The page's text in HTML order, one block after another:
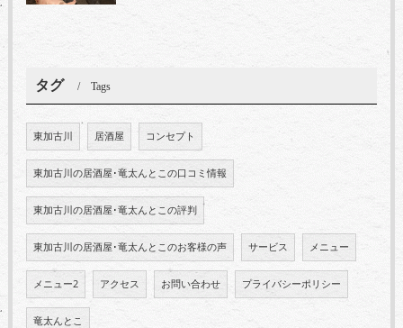
タグ Tags
東加古川 居酒屋 コンセプト
東加古川の居酒屋･竜太んとこの口コミ情報
東加古川の居酒屋･竜太んとこの評判
東加古川の居酒屋･竜太んとこのお客様の声 サービス メニュー
メニュー2 アクセス お問い合わせ プライバシーポリシー
竜太んとこ